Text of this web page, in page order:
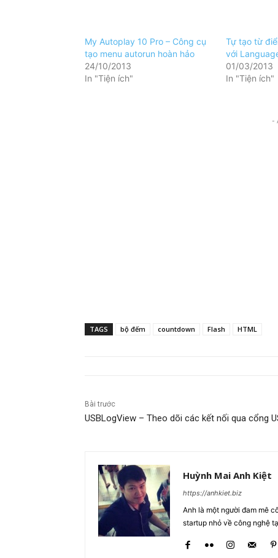
My Autoplay 10 Pro – Công cụ
tạo menu autorun hoàn hảo
24/10/2013
In "Tiện ích"
Tự tạo từ
với
01/03/2013
In "Tiện ích"
-
TAGS bộ đếm countdown Flash HTML
Bài trước
USBLogView – Theo dõi các kết nối qua cổng
Huỳnh Mai Anh Kiệt
https://anhkiet.biz
Anh là một người đam mê
startup nhỏ về công nghệ